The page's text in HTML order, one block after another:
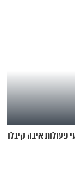
פעולות איבה קיבלו